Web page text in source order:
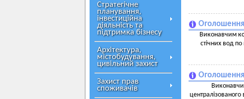
Стратегічне
планування,
інвестиційна
діяльність та
підтримка бізнесу
Архітектура,
містобудування,
цивільний захист
Захист прав
споживачів
Оголошення
Виконавчим
стічних вод
Оголошення